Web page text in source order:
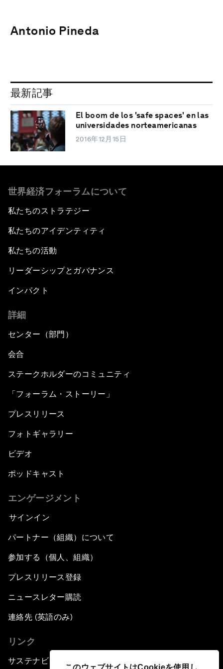
このウェブサイトはCookieを使用し
Antonio Pineda
最新記事
El boom de los 'safe spaces' en las
universidades norteamericanas
2016年12月15日
世界経済フォーラムについて
私たちのストラテジー
私たちのアイデンティティ
私たちの活動
リーダーシップとガバナンス
インパクト
詳細
センター（部門）
会合
ステークホルダーのコミュニティ
「フォーラム・ストーリー」
プレスリリース
フォトギャラリー
ビデオ
ポッドキャスト
エンゲージメント
サインイン
パートナー（組織）について
参加する（個人、組織）
プレスリリース登録
ニュースレター購読
連絡先 (英語のみ)
リンク
サステナビリティへの取り組み